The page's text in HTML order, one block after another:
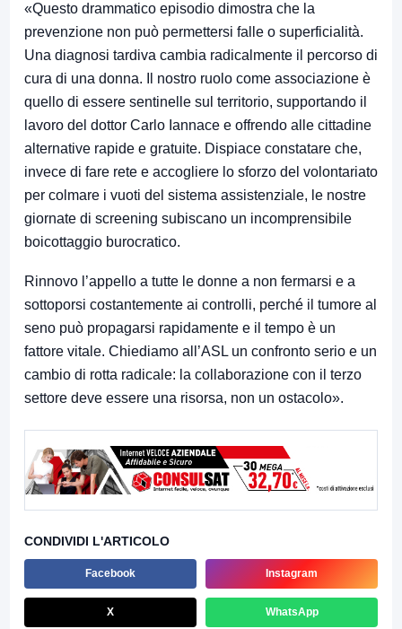
«Questo drammatico episodio dimostra che la
prevenzione non può permettersi falle o superficialità.
Una diagnosi tardiva cambia radicalmente il percorso di
cura di una donna. Il nostro ruolo come associazione è
quello di essere sentinelle sul territorio, supportando il
lavoro del dottor Carlo Iannace e offrendo alle cittadine
alternative rapide e gratuite. Dispiace constatare che,
invece di fare rete e accogliere lo sforzo del volontariato
per colmare i vuoti del sistema assistenziale, le nostre
giornate di screening subiscano un incomprensibile
boicottaggio burocratico.
Rinnovo l’appello a tutte le donne a non fermarsi e a
sottoporsi costantemente ai controlli, perché il tumore al
seno può propagarsi rapidamente e il tempo è un
fattore vitale. Chiediamo all’ASL un confronto serio e un
cambio di rotta radicale: la collaborazione con il terzo
settore deve essere una risorsa, non un ostacolo».
CONDIVIDI L'ARTICOLO
Facebook Instagram
X WhatsApp